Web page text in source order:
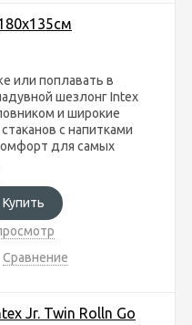
или поплавать в
шезлонг Intex
и широкие
с напитками
для самых
Купить
Сравнение
Jr. Twin Rolln Go